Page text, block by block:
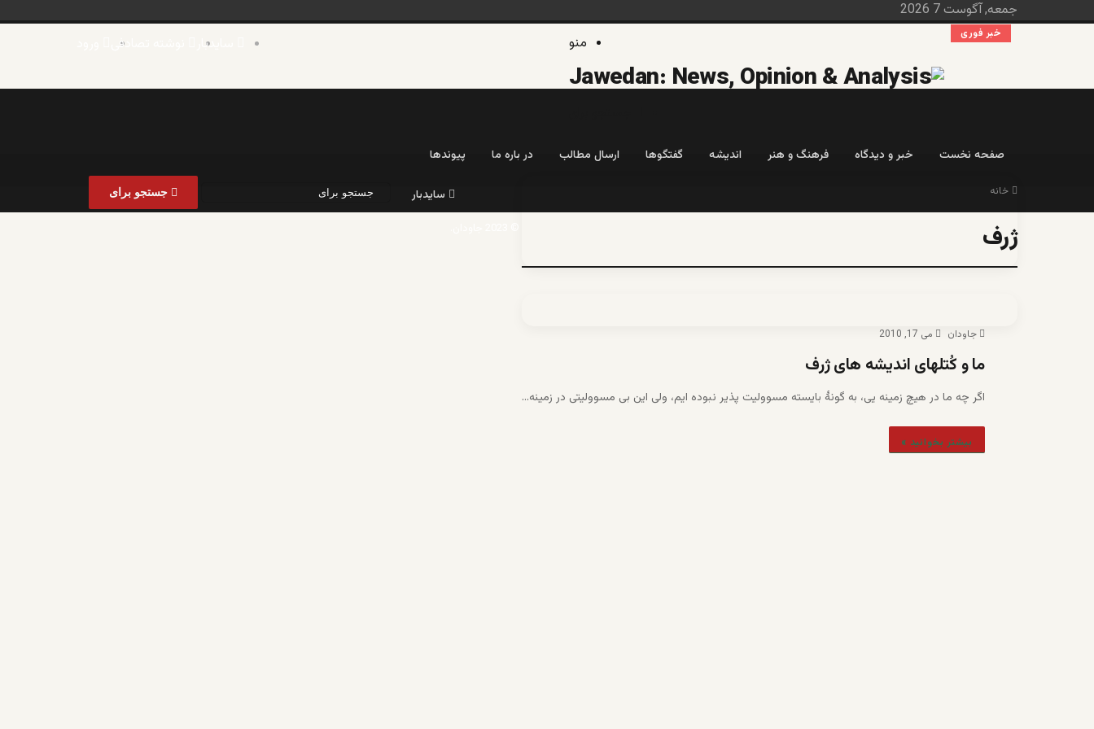
جمعه, آگوست 7 2026
خبر فوری
نوشته تصادفی سایدبار منو
صفحه نخست خبر و دیدگاه فرهنگ و هنر اندیشه گفتگوها ارسال مطالب در باره ما پیوندها
سایدبار جستجو برای خانه
ژرف
جاودان می 17, 2010
ما و کُتلهای اندیشه های ژرف
اگر چه ما در هیچ زمینه یی، به گونۀ بایسته مسوولیت پذیر نبوده ایم، ولی این بی مسوولیتی در زمینه…
بیشتر بخوانید »